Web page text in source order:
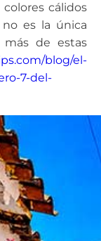
cálidos
es la única
de estas
blog/el-
7-del-